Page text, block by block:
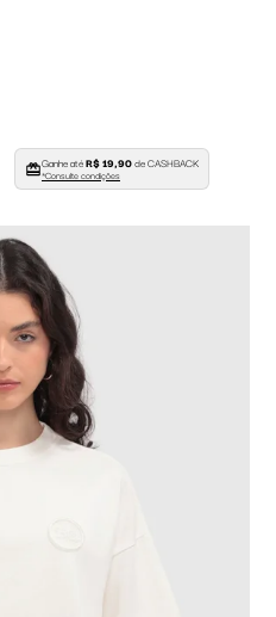
Ganhe atéR$ 19,90de CASHBACK
*Consulte condições